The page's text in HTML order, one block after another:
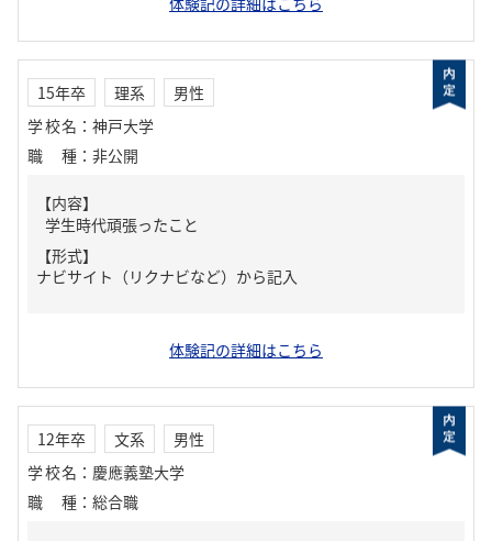
15年卒 理系
男性
学校名 ： 神戸大学
職種 ： 非公開
【内容】
学生時代頑張ったこと
【形式】
ナビサイト（リクナビなど）から記入
体験記の詳細はこちら
12年卒 文系
男性
学校名 ： 慶應義塾大学
職種 ： 総合職